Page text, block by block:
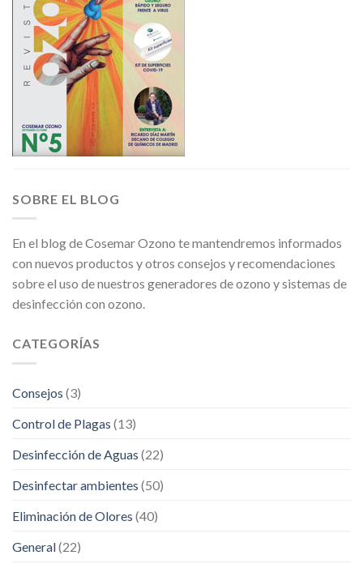
SOBRE EL BLOG
En el blog de Cosemar Ozono te mantendremos informados
con nuevos productos y otros consejos y recomendaciones
sobre el uso de nuestros generadores de ozono y sistemas de
desinfección con ozono.
CATEGORÍAS
Consejos (3)
Control de Plagas (13)
Desinfección de Aguas (22)
Desinfectar ambientes (50)
Eliminación de Olores (40)
General(22)